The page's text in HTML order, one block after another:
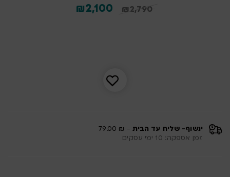
2,790
₪
המחיר
2,100
₪
ינשוף- שליח עד הבית - ₪ 79.00
זמן אספקה: 10 ימי עסקים